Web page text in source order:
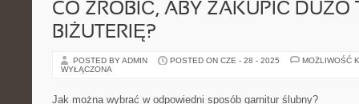
CO ZROBIĆ, ABY ZAKUPIĆ DUŻO
BIŻUTERIĘ?
POSTED BY ADMIN POSTED ON CZE - 28 - 2025
MOŻLIWOŚĆ
WYŁĄCZONA
Jak można wybrać w odpowiedni sposób garnitur ślubny?